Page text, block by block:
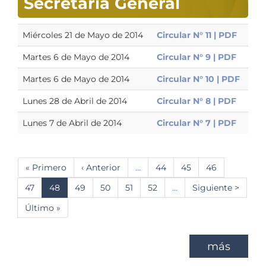
Miércoles 21 de Mayo de 2014 Circular N° 11 | PDF
Martes 6 de Mayo de 2014 Circular N° 9 | PDF
Martes 6 de Mayo de 2014 Circular N° 10 | PDF
Lunes 28 de Abril de 2014 Circular N° 8 | PDF
Lunes 7 de Abril de 2014 Circular N° 7 | PDF
Paginación
Primera
página
« Primero
Página
anterior
‹ Anterior … Página
44 Página
45 Página
46
Página
47
Página
actual
48 Página
49 Página
50 Página
51 Página
52 …
Siguiente
página
Siguiente >
Última
página
Último »
más